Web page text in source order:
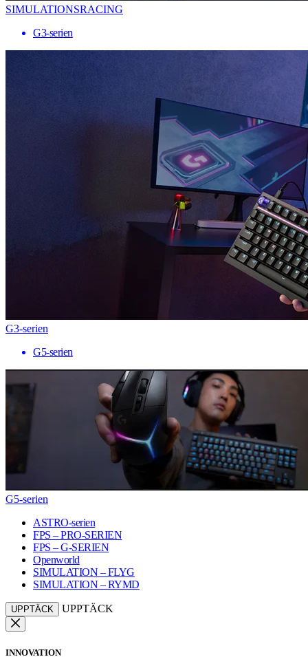
SIMULATIONSRACING
G3-serien
G3-serien
G5-serien
G5-serien
ASTRO-serien
FPS – PRO-SERIEN
FPS – G-SERIEN
Openworld
SIMULATION – FLYG
SIMULATION – RYMD
UPPTÄCK UPPTÄCK
INNOVATION